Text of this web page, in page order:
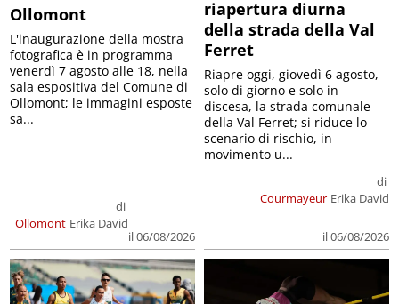
Ollomont
Ollomont
di
Erika David
il 06/08/2026
L'inaugurazione della mostra
fotografica è in programma
venerdì 7 agosto alle 18, nella
sala espositiva del Comune di
Ollomont; le immagini esposte
sa...
riapertura diurna
della strada della Val
Ferret
Courmayeur
di
Erika David
il 06/08/2026
Riapre oggi, giovedì 6 agosto,
solo di giorno e solo in
discesa, la strada comunale
della Val Ferret; si riduce lo
scenario di rischio, in
movimento u...